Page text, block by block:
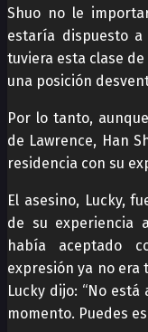
Shuo no le
estaría dispuesto
tuviera esta clase
una posición
Por lo tanto,
de Lawrence, Han
residencia con su
El asesino, Lucky,
de su experiencia
había aceptado
expresión ya no era
Lucky dijo: “No
momento. Puedes